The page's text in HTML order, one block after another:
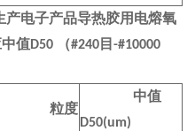
产电子产品导热胶用电熔氧
中值D50 （#240 目-#10000
粒度
中值
D50(um)